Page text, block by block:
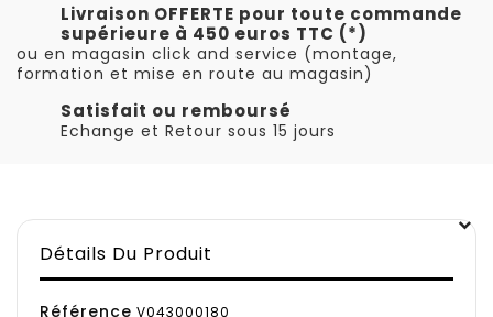
Livraison OFFERTE pour toute commande
supérieure à 450 euros TTC (*)
ou en magasin click and service (montage,
formation et mise en route au magasin)
Satisfait ou remboursé
Echange et Retour sous 15 jours
Détails Du Produit
Référence V043000180